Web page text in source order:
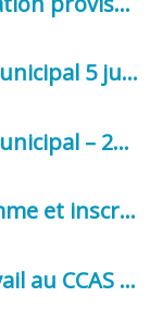
Compte rendu conseil municipal 5 juin 2026 sénatoriale
Compte rendu conseil municipal – 21 avril 2026
Tribu de Nava – programme et inscriptions été 2026
Permanence France Travail au CCAS de Saujon Juin 2026